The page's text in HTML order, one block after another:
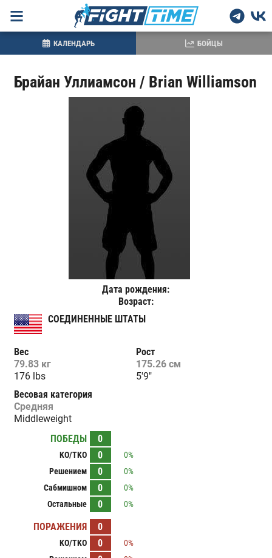
Брайан Уллиамсон / Brian Williamson
Дата рождения:
Возраст:
СОЕДИНЕННЫЕ ШТАТЫ
Вес
79.83 кг
176 lbs
Рост
175.26 см
5'9"
Весовая категория
Средняя
Middleweight
ПОБЕДЫ
0
KO/TKO 0
0%
Решением
0
0%
Сабмишном
0
0%
Остальные
0 0%
ПОРАЖЕНИЯ 0
KO/TKO 0
0%
КАЛЕНДАРЬ БОЙЦЫ